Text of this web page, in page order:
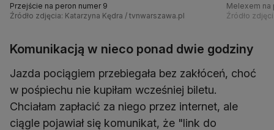
Przejście na peron numer 9
Źródło zdjęcia: Katarzyna Kędra / tvnwarszawa.pl
Melexem na
Źródło
Komunikacją w nieco ponad dwie godziny
Jazda pociągiem przebiegała bez zakłóceń, choć
w pośpiechu nie kupiłam wcześniej biletu.
Chciałam zapłacić za niego przez internet, ale
ciągle pojawiał się komunikat, że "link do